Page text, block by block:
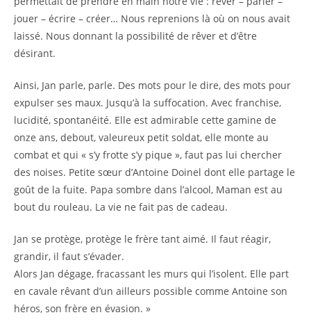
jouer – écrire – créer… Nous reprenions là où on nous avait
laissé. Nous donnant la possibilité de rêver et d’être
désirant.
Ainsi, Jan parle, parle. Des mots pour le dire, des mots pour
expulser ses maux. Jusqu’à la suffocation. Avec franchise,
lucidité, spontanéité. Elle est admirable cette gamine de
onze ans, debout, valeureux petit soldat, elle monte au
combat et qui « s’y frotte s’y pique », faut pas lui chercher
des noises. Petite sœur d’Antoine Doinel dont elle partage le
goût de la fuite. Papa sombre dans l’alcool, Maman est au
bout du rouleau. La vie ne fait pas de cadeau.
Jan se protège, protège le frère tant aimé. Il faut réagir,
grandir, il faut s’évader.
Alors Jan dégage, fracassant les murs qui l’isolent. Elle part
en cavale rêvant d’un ailleurs possible comme Antoine son
héros, son frère en évasion. »